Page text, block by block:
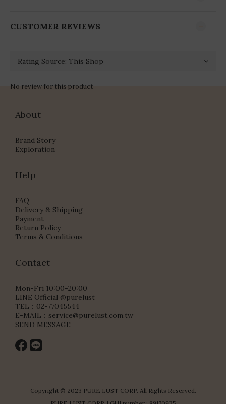
CUSTOMER REVIEWS
No review for this product
About
Brand Story
Exploration
Help
FAQ
Delivery & Shipping
Payment
Return Policy
Terms & Conditions
Contact
Mon-Fri 10:00-20:00
LINE Official @purelust
TEL：02-77045544
E-MAIL： service@purelust.com.tw
SEND MESSAGE
Copyright © 2023 PURE LUST CORP. All Rights Reserved.